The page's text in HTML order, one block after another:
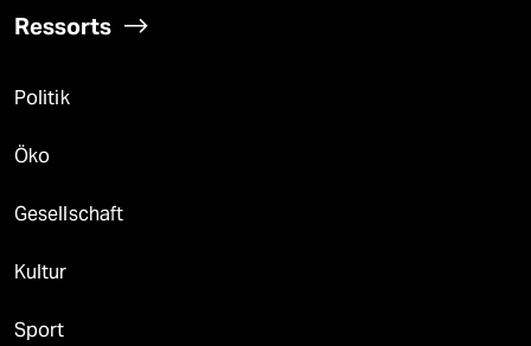
Ressorts
Politik
Öko
Gesellschaft
Kultur
Sport